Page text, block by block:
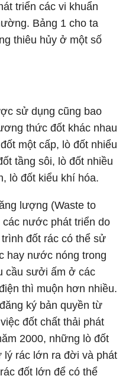
triển các vi khuẩn
Bảng 1 cho ta
thiêu hủy ở một số
sử dụng cũng bao
thức đốt khác nhau
một cấp, lò đốt nhiểu
tầng sôi, lò đốt nhiều
lò đốt kiểu khí hóa.
lượng (Waste to
nước phát triển do
đốt rác có thể sử
hay nước nóng trong
cầu sưởi ấm ở các
thì muộn hơn nhiều.
ký bản quyền từ
đốt chất thải phát
2000, những lò đốt
lý rác lớn ra đời và phát
đốt lớn để có thể